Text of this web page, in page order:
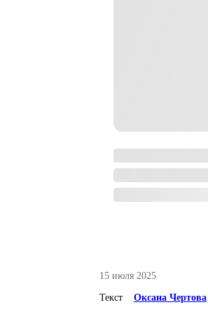
15 июля 2025
Текст Оксана Чертова